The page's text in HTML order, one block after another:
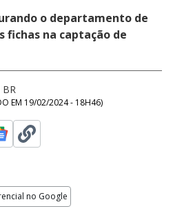
o departamento de
fichas na captação de
EM 19/02/2024 - 18H46)
no Google